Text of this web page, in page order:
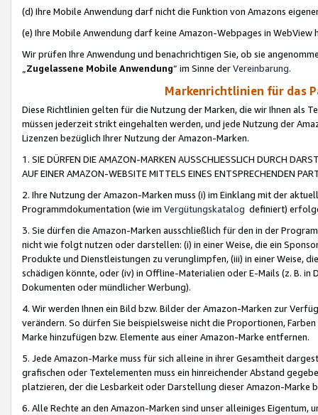
(d) Ihre Mobile Anwendung darf nicht die Funktion von Amazons
(e) Ihre Mobile Anwendung darf keine Amazon-Webpages in WebView
Wir prüfen Ihre Anwendung und benachrichtigen Sie, ob sie
„Zugelassene Mobile Anwendung“ im Sinne derVereinbarung.
Markenrichtlinien für das
Diese Richtlinien gelten für die Nutzung der Marken, die wir Ihnen als
müssen jederzeit strikt eingehalten werden, und jede Nutzung der
Lizenzen bezüglich Ihrer Nutzung der Amazon-Marken.
1. SIE DÜRFEN DIE AMAZON-MARKEN AUSSCHLIESSLICH DURCH
AUF EINER AMAZON-WEBSITE MITTELS EINES ENTSPRECHENDEN
2. Ihre Nutzung der Amazon-Marken muss (i) im Einklang mit der
Programmdokumentation (wie im Vergütungskatalog definiert)
3. Sie dürfen die Amazon-Marken ausschließlich für den in der
nicht wie folgt nutzen oder darstellen: (i) in einer Weise, die ein
Produkte und Dienstleistungen zu verunglimpfen, (iii) in einer Weise,
schädigen könnte, oder (iv) in Offline-Materialien oder E-Mails (z. B. in
Dokumenten oder mündlicher Werbung).
4. Wir werden Ihnen ein Bild bzw. Bilder der Amazon-Marken zur
verändern. So dürfen Sie beispielsweise nicht die Proportionen,
Marke hinzufügen bzw. Elemente aus einer Amazon-Marke entfernen.
5. Jede Amazon-Marke muss für sich alleine in ihrer Gesamtheit
grafischen oder Textelementen muss ein hinreichender Abstand
platzieren, der die Lesbarkeit oder Darstellung dieser Amazon-Marke
6. Alle Rechte an den Amazon-Marken sind unser alleiniges